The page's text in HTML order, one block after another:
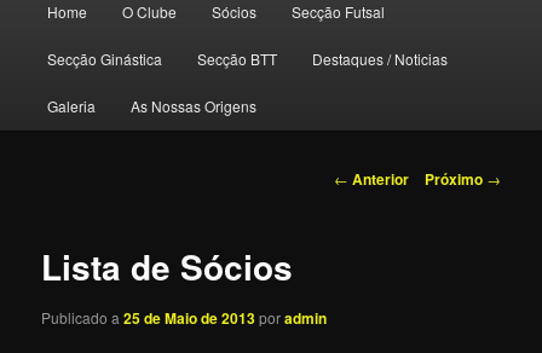
principal
Saltar
para
o
Home O Clube Sócios Secção Futsal
Secção Ginástica Secção BTT Destaques / Noticias
Galeria As Nossas Origens
Navegação
← Anterior Próximo →
Lista de Sócios
Publicado a25 de Maio de 2013poradmin